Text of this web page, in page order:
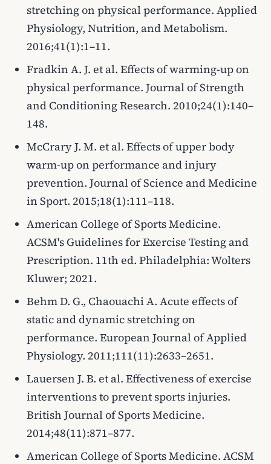
stretching on physical performance. Applied
Physiology, Nutrition, and Metabolism.
2016;41(1):1–11.
Fradkin A. J. et al. Effects of warming-up on
physical performance. Journal of Strength
and Conditioning Research. 2010;24(1):140–
148.
McCrary J. M. et al. Effects of upper body
warm-up on performance and injury
prevention. Journal of Science and Medicine
in Sport. 2015;18(1):111–118.
American College of Sports Medicine.
ACSM's Guidelines for Exercise Testing and
Prescription. 11th ed. Philadelphia: Wolters
Kluwer; 2021.
Behm D. G., Chaouachi A. Acute effects of
static and dynamic stretching on
performance. European Journal of Applied
Physiology. 2011;111(11):2633–2651.
Lauersen J. B. et al. Effectiveness of exercise
interventions to prevent sports injuries.
British Journal of Sports Medicine.
2014;48(11):871–877.
American College of Sports Medicine. ACSM